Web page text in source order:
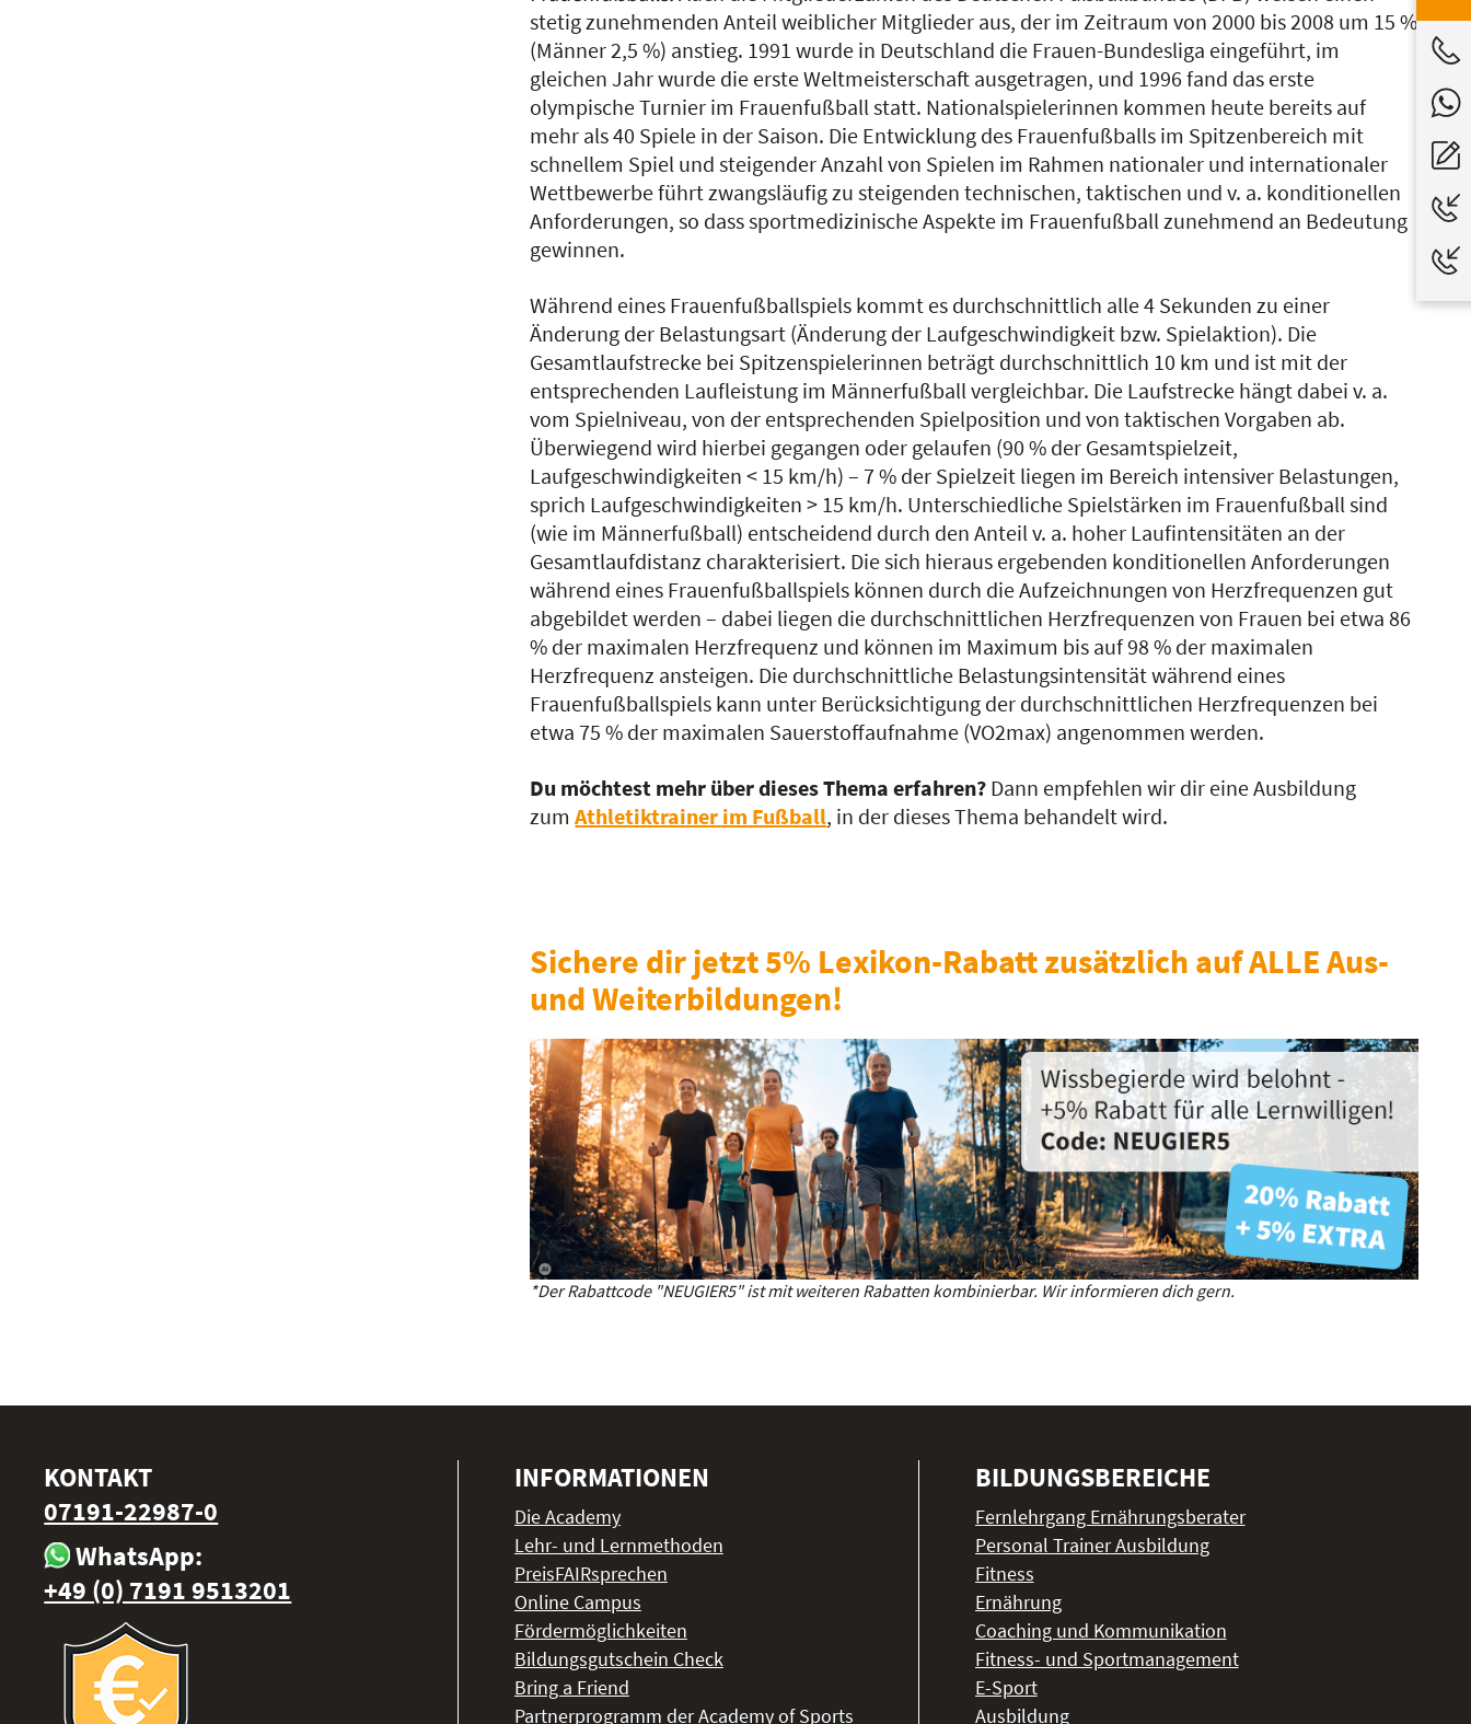
stetig zunehmenden Anteil weiblicher Mitglieder aus, der im Zeitraum von 2000 bis 2008 um 15 %
(Männer 2,5 %) anstieg. 1991 wurde in Deutschland die Frauen-Bundesliga eingeführt, im
gleichen Jahr wurde die erste Weltmeisterschaft ausgetragen, und 1996 fand das erste
olympische Turnier im Frauenfußball statt. Nationalspielerinnen kommen heute bereits auf
mehr als 40 Spiele in der Saison. Die Entwicklung des Frauenfußballs im Spitzenbereich mit
schnellem Spiel und steigender Anzahl von Spielen im Rahmen nationaler und internationaler
Wettbewerbe führt zwangsläufig zu steigenden technischen, taktischen und v. a. konditionellen
Anforderungen, so dass sportmedizinische Aspekte im Frauenfußball zunehmend an Bedeutung
gewinnen.
Während eines Frauenfußballspiels kommt es durchschnittlich alle 4 Sekunden zu einer
Änderung der Belastungsart (Änderung der Laufgeschwindigkeit bzw. Spielaktion). Die
Gesamtlaufstrecke bei Spitzenspielerinnen beträgt durchschnittlich 10 km und ist mit der
entsprechenden Laufleistung im Männerfußball vergleichbar. Die Laufstrecke hängt dabei v. a.
vom Spielniveau, von der entsprechenden Spielposition und von taktischen Vorgaben ab.
Überwiegend wird hierbei gegangen oder gelaufen (90 % der Gesamtspielzeit,
Laufgeschwindigkeiten < 15 km/h) – 7 % der Spielzeit liegen im Bereich intensiver Belastungen,
sprich Laufgeschwindigkeiten > 15 km/h. Unterschiedliche Spielstärken im Frauenfußball sind
(wie im Männerfußball) entscheidend durch den Anteil v. a. hoher Laufintensitäten an der
Gesamtlaufdistanz charakterisiert. Die sich hieraus ergebenden konditionellen Anforderungen
während eines Frauenfußballspiels können durch die Aufzeichnungen von Herzfrequenzen gut
abgebildet werden – dabei liegen die durchschnittlichen Herzfrequenzen von Frauen bei etwa 86
% der maximalen Herzfrequenz und können im Maximum bis auf 98 % der maximalen
Herzfrequenz ansteigen. Die durchschnittliche Belastungsintensität während eines
Frauenfußballspiels kann unter Berücksichtigung der durchschnittlichen Herzfrequenzen bei
etwa 75 % der maximalen Sauerstoffaufnahme (VO2max) angenommen werden.
Du möchtest mehr über dieses Thema erfahren? Dann empfehlen wir dir eine Ausbildung
zumAthletiktrainer im Fußball, in der dieses Thema behandelt wird.
Sichere dir jetzt 5% Lexikon-Rabatt zusätzlich auf ALLE Aus-
und Weiterbildungen!
*Der Rabattcode "NEUGIER5" ist mit weiteren Rabatten kombinierbar. Wir informieren dich gern.
KONTAKT
07191-22987-0
WhatsApp:
+49 (0) 7191 9513201
INFORMATIONEN
Die Academy
Lehr- und Lernmethoden
PreisFAIRsprechen
Online Campus
Fördermöglichkeiten
Bildungsgutschein Check
Bring a Friend
Partnerprogramm der Academy of Sports
BILDUNGSBEREICHE
Fernlehrgang Ernährungsberater
Personal Trainer Ausbildung
Fitness
Ernährung
Coaching und Kommunikation
Fitness- und Sportmanagement
E-Sport
Ausbildung